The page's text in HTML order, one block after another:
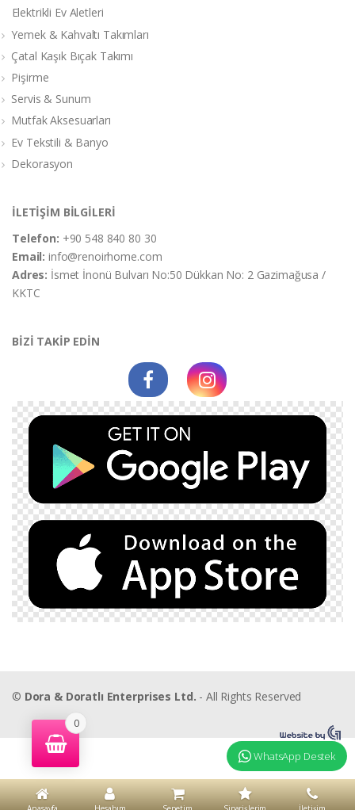
Elektrikli Ev Aletleri
Yemek & Kahvaltı Takımları
Çatal Kaşık Bıçak Takımı
Pişirme
Servis & Sunum
Mutfak Aksesuarları
Ev Tekstili & Banyo
Dekorasyon
İLETİŞİM BİLGİLERİ
Telefon: +90 548 840 80 30
Email:info@renoirhome.com
Adres: İsmet İnonü Bulvarı No:50 Dükkan No: 2 Gazimağusa /
KKTC
BİZİ TAKİP EDİN
© Dora & Doratlı Enterprises Ltd. - All Rights Reserved
0
WhatsApp Destek